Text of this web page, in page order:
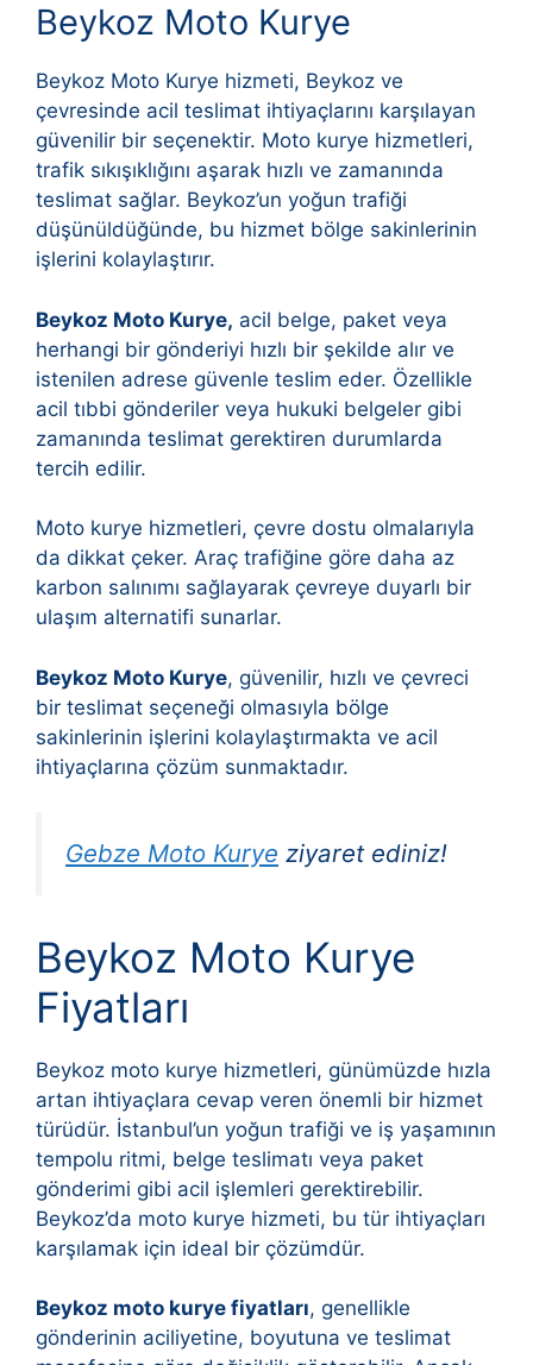
Beykoz Moto Kurye
Beykoz Moto Kurye hizmeti, Beykoz ve
çevresinde acil teslimat ihtiyaçlarını karşılayan
güvenilir bir seçenektir. Moto kurye hizmetleri,
trafik sıkışıklığını aşarak hızlı ve zamanında
teslimat sağlar. Beykoz’un yoğun trafiği
düşünüldüğünde, bu hizmet bölge sakinlerinin
işlerini kolaylaştırır.
Beykoz Moto Kurye, acil belge, paket veya
herhangi bir gönderiyi hızlı bir şekilde alır ve
istenilen adrese güvenle teslim eder. Özellikle
acil tıbbi gönderiler veya hukuki belgeler gibi
zamanında teslimat gerektiren durumlarda
tercih edilir.
Moto kurye hizmetleri, çevre dostu olmalarıyla
da dikkat çeker. Araç trafiğine göre daha az
karbon salınımı sağlayarak çevreye duyarlı bir
ulaşım alternatifi sunarlar.
Beykoz Moto Kurye, güvenilir, hızlı ve çevreci
bir teslimat seçeneği olmasıyla bölge
sakinlerinin işlerini kolaylaştırmakta ve acil
ihtiyaçlarına çözüm sunmaktadır.
Gebze Moto Kurye ziyaret ediniz!
Beykoz Moto Kurye
Fiyatları
Beykoz moto kurye hizmetleri, günümüzde hızla
artan ihtiyaçlara cevap veren önemli bir hizmet
türüdür. İstanbul’un yoğun trafiği ve iş yaşamının
tempolu ritmi, belge teslimatı veya paket
gönderimi gibi acil işlemleri gerektirebilir.
Beykoz’da moto kurye hizmeti, bu tür ihtiyaçları
karşılamak için ideal bir çözümdür.
Beykoz moto kurye fiyatları, genellikle
gönderinin aciliyetine, boyutuna ve teslimat